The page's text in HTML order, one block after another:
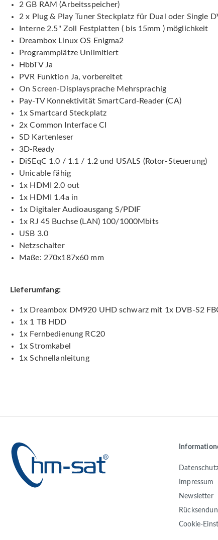
2 GB RAM (Arbeitsspeicher)
2 x Plug & Play Tuner Steckplatz für Dual oder Single
Interne 2.5" Zoll Festplatten ( bis 15mm ) möglichkeit
Dreambox Linux OS Enigma2
Programmplätze Unlimitiert
HbbTV Ja
PVR Funktion Ja, vorbereitet
On Screen-Displaysprache Mehrsprachig
Pay-TV Konnektivität SmartCard-Reader (CA)
1x Smartcard Steckplatz
2x Common Interface CI
SD Kartenleser
3D-Ready
DiSEqC 1.0 / 1.1 / 1.2 und USALS (Rotor-Steuerung)
Unicable fähig
1x HDMI 2.0 out
1x HDMI 1.4a in
1x Digitaler Audioausgang S/PDIF
1x RJ 45 Buchse (LAN) 100/1000Mbits
USB 3.0
Netzschalter
Maße: 270x187x60 mm
Lieferumfang:
1x Dreambox DM920 UHD schwarz mit 1x DVB-S2
1x 1 TB HDD
1x Fernbedienung RC20
1x Stromkabel
1x Schnellanleitung
Impressum
Newsletter
Cookie-